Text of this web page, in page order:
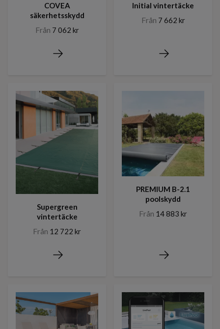
COVEA
säkerhetsskydd
Från 7 062 kr
Initial vintertäcke
Från 7 662 kr
Supergreen
vintertäcke
Från 12 722 kr
PREMIUM B-2.1
poolskydd
Från 14 883 kr